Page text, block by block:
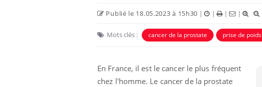
Publié le 18.05.2023 à 15h30 | | | |
Mots clés : cancer de la prostate prise de poids
En France, il est le cancer le plus fréquent
chez l'homme. Le cancer de la prostate